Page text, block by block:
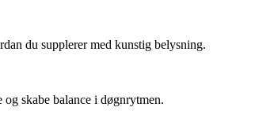
du supplerer med kunstig belysning.
skabe balance i døgnrytmen.